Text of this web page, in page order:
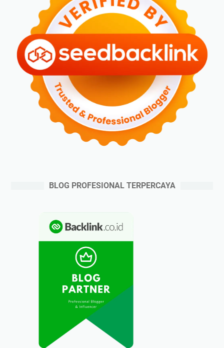
BLOG PROFESIONAL TERPERCAYA